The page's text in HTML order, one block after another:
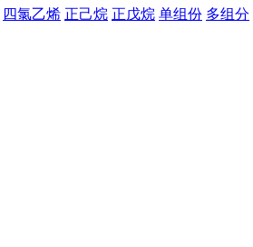
四氯乙烯 正己烷 正戊烷 单组份 多组分